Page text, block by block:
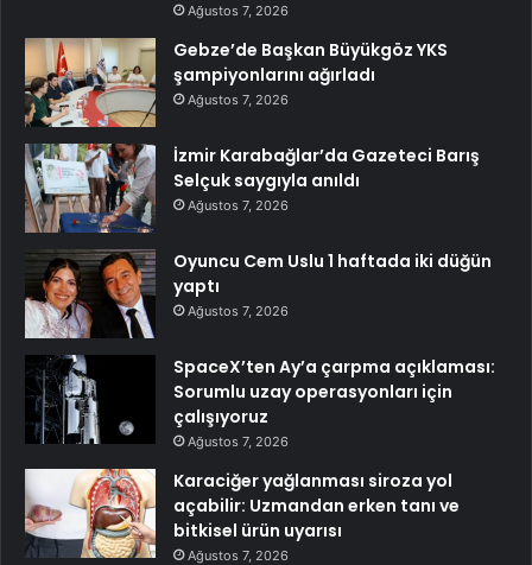
Ağustos 7, 2026
Gebze’de Başkan Büyükgöz YKS
şampiyonlarını ağırladı
Ağustos 7, 2026
İzmir Karabağlar’da Gazeteci Barış
Selçuk saygıyla anıldı
Ağustos 7, 2026
Oyuncu Cem Uslu 1 haftada iki düğün
yaptı
Ağustos 7, 2026
SpaceX’ten Ay’a çarpma açıklaması:
Sorumlu uzay operasyonları için
çalışıyoruz
Ağustos 7, 2026
Karaciğer yağlanması siroza yol
açabilir: Uzmandan erken tanı ve
bitkisel ürün uyarısı
Ağustos 7, 2026